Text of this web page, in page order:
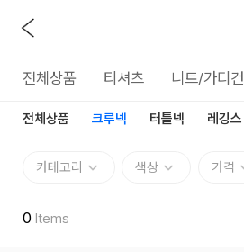
전체상품 티셔츠 니트/가디건
전체상품 크루넥 터틀넥 레깅스
카테고리 색상 가격
0 Items